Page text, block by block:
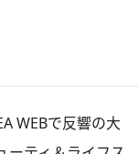
WEBで反響の大